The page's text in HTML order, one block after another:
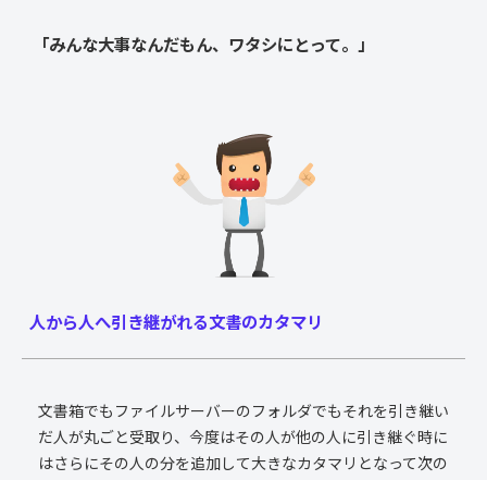
「みんな大事なんだもん、ワタシにとって。」
人から人へ引き継がれる文書のカタマリ
文書箱でもファイルサーバーのフォルダでもそれを引き継い
だ人が丸ごと受取り、今度はその人が他の人に引き継ぐ時に
はさらにその人の分を追加して大きなカタマリとなって次の